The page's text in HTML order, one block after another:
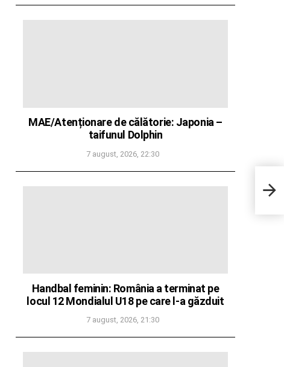
MAE/Atenționare de călătorie: Japonia –
taifunul Dolphin
7 august, 2026, 22:30
Handbal feminin: România a terminat pe
locul 12 Mondialul U18 pe care l-a găzduit
7 august, 2026, 21:30